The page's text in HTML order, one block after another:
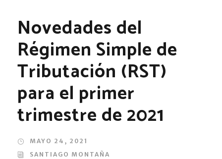
Novedades del
Régimen Simple de
Tributación (RST)
para el primer
trimestre de 2021
MAYO 24, 2021
SANTIAGO MONTAÑA